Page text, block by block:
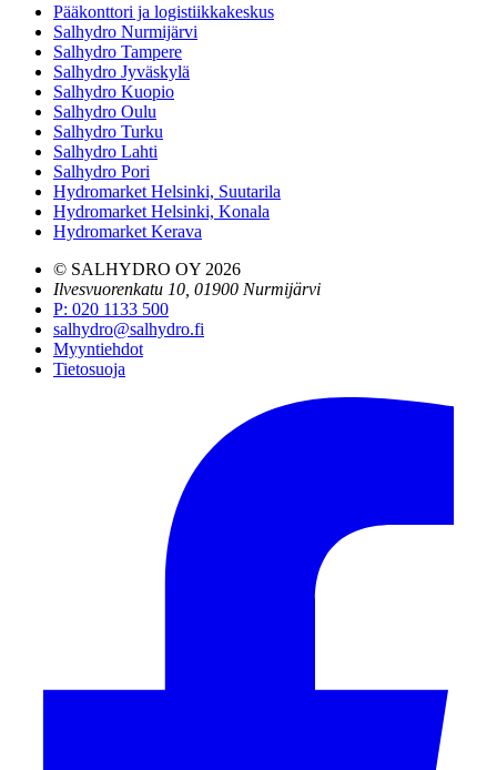
Pääkonttori ja logistiikkakeskus
Salhydro Nurmijärvi
Salhydro Tampere
Salhydro Jyväskylä
Salhydro Kuopio
Salhydro Oulu
Salhydro Turku
Salhydro Lahti
Salhydro Pori
Hydromarket Helsinki, Suutarila
Hydromarket Helsinki, Konala
Hydromarket Kerava
© SALHYDRO OY 2026
Ilvesvuorenkatu 10, 01900 Nurmijärvi
P: 020 1133 500
salhydro@salhydro.fi
Myyntiehdot
Tietosuoja